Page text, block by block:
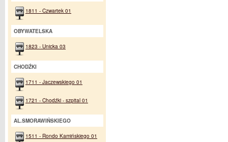
1811 - Czwartek 01
OBYWATELSKA
1823 - Unicka 03
CHODŹKI
1711 - Jaczewskiego 01
1721 - Chodźki - szpital 01
AL.SMORAWIŃSKIEGO
1511 - Rondo Kamińskiego 01